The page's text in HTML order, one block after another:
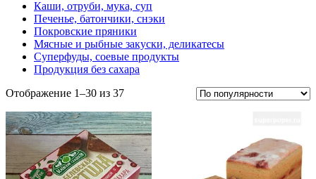
Каши, отруби, мука, суп
Печенье, батончики, снэки
Покровские пряники
Мясные и рыбные закуски, деликатесы
Суперфуды, соевые продукты
Продукция без сахара
Отображение 1–30 из 37